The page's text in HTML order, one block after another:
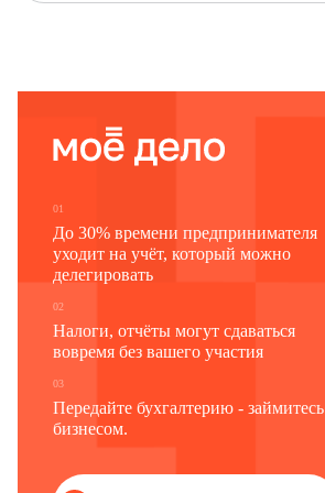
идентификационный номер)
01
До 30% времени предпринимателя
уходит на учёт, который можно
делегировать
02
Налоги, отчёты могут сдаваться
вовремя без вашего участия
03
Передайте бухгалтерию - займитесь
бизнесом.